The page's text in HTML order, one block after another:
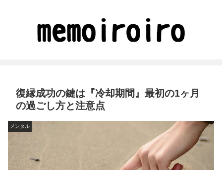
復縁成功の鍵は『冷却期間』最初の1ヶ月
の過ごし方と注意点
メンタル